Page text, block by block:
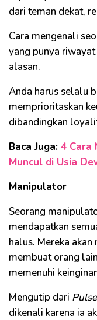
dari teman dekat,
Cara mengenali
yang punya
alasan.
Anda harus selalu
memprioritaskan
dibandingkan
Baca Juga: 4 Cara
Muncul di Usia
Manipulator
Seorang
mendapatkan
halus. Mereka
membuat orang
memenuhi
Mengutip dari
dikenali karena ia